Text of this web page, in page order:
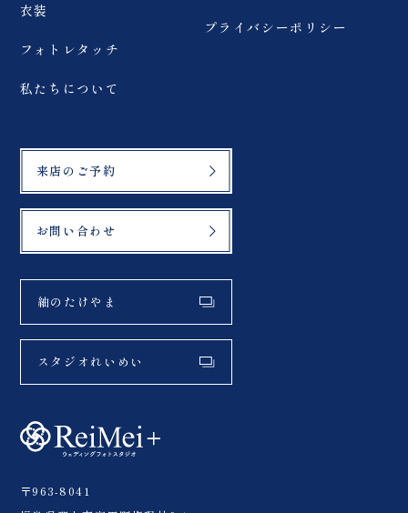
〒963-8041
衣装
フォトレタッチ
私たちについて
プライバシーポリシー
来店のご予約
お問い合わせ
紬のたけやま
スタジオれいめい